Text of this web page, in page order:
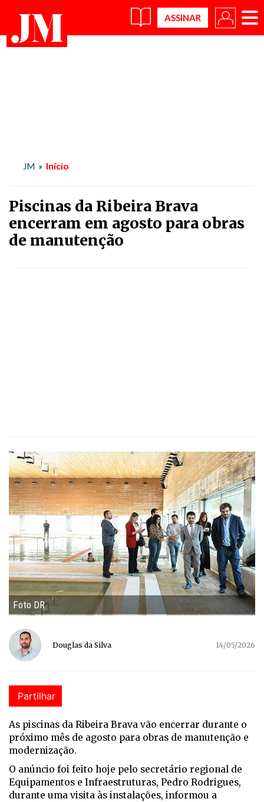
×
JM » Início
Piscinas da Ribeira Brava
encerram em agosto para obras
de manutenção
Foto DR
Douglas da Silva 14/05/2026
Partilhar
As piscinas da Ribeira Brava vão encerrar durante o
próximo mês de agosto para obras de manutenção e
modernização.
O anúncio foi feito hoje pelo secretário regional de
Equipamentos e Infraestruturas, Pedro Rodrigues,
durante uma visita às instalações, informou a